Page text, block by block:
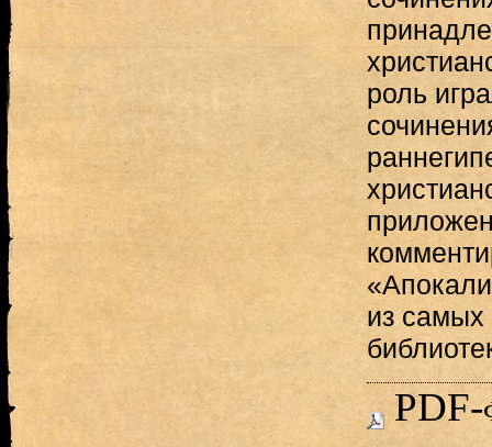
роль
из самых
PDF-